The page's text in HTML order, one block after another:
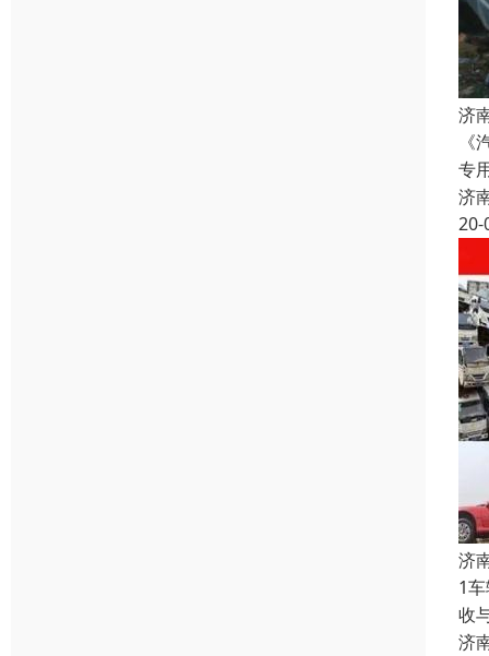
济
专
济
20-
济
1
收
济